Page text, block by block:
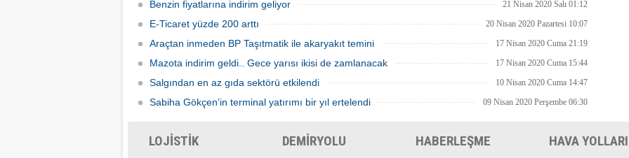
Benzin fiyatlarına indirim geliyor 21 Nisan 2020 Salı 01:12
E-Ticaret yüzde 200 arttı 20 Nisan 2020 Pazartesi 10:07
Araçtan inmeden BP Taşıtmatik ile akaryakıt temini 17 Nisan 2020 Cuma 21:19
Mazota indirim geldi.. Gece yarısı ikisi de zamlanacak 17 Nisan 2020 Cuma 15:44
Salgından en az gıda sektörü etkilendi 10 Nisan 2020 Cuma 14:47
Sabiha Gökçen’in terminal yatırımı bir yıl ertelendi 09 Nisan 2020 Perşembe 06:30
LOJİSTİK DEMİRYOLU HABERLEŞME HAVA YOLLARI